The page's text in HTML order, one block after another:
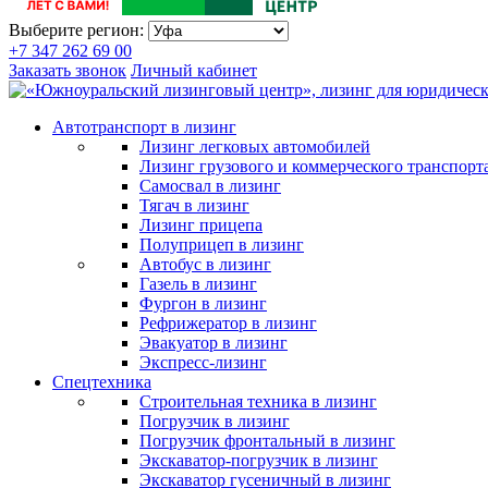
Выберите регион:
+7 347 262 69 00
Заказать звонок Личный кабинет
Автотранспорт в лизинг
Лизинг легковых автомобилей
Лизинг грузового и коммерческого
Самосвал в лизинг
Тягач в лизинг
Лизинг прицепа
Полуприцеп в лизинг
Автобус в лизинг
Газель в лизинг
Фургон в лизинг
Рефрижератор в лизинг
Эвакуатор в лизинг
Экспресс-лизинг
Спецтехника
Строительная техника в лизинг
Погрузчик в лизинг
Погрузчик фронтальный в лизинг
Экскаватор-погрузчик в лизинг
Экскаватор гусеничный в лизинг